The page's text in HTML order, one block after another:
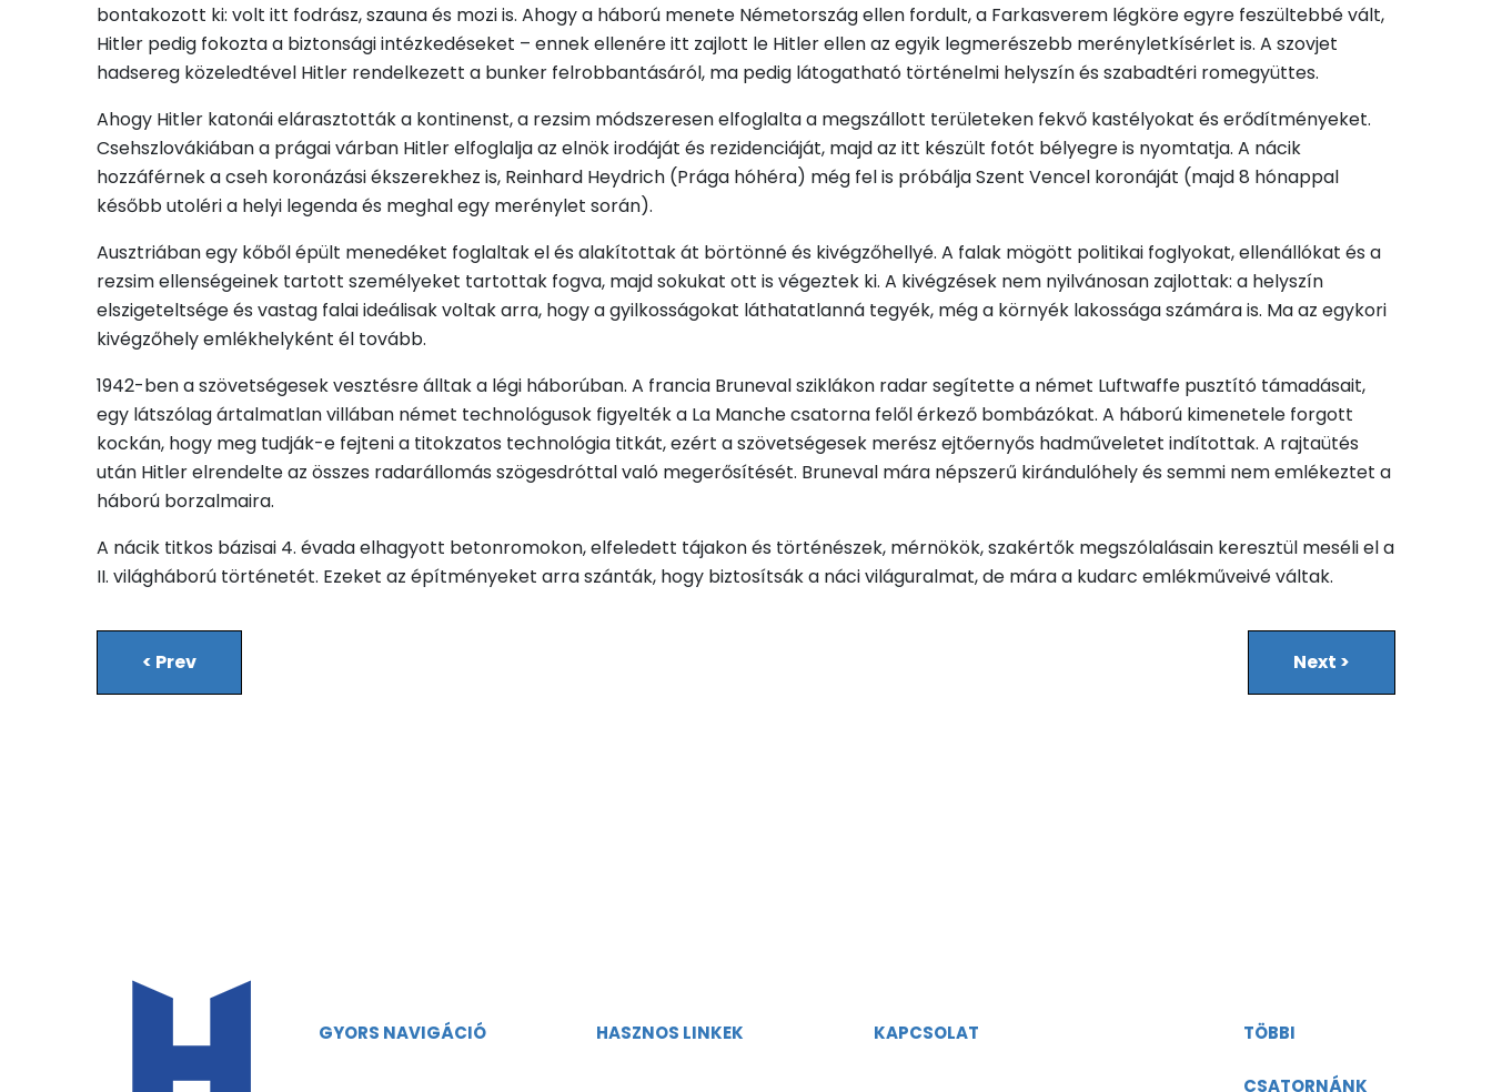
bontakozott ki: volt itt fodrász, szauna és mozi is. Ahogy a háború menete Németország ellen fordult, a Farkasverem légköre egyre feszültebbé vált,
Hitler pedig fokozta a biztonsági intézkedéseket – ennek ellenére itt zajlott le Hitler ellen az egyik legmerészebb merényletkísérlet is. A szovjet
hadsereg közeledtével Hitler rendelkezett a bunker felrobbantásáról, ma pedig látogatható történelmi helyszín és szabadtéri romegyüttes.
Ahogy Hitler katonái elárasztották a kontinenst, a rezsim módszeresen elfoglalta a megszállott területeken fekvő kastélyokat és erődítményeket.
Csehszlovákiában a prágai várban Hitler elfoglalja az elnök irodáját és rezidenciáját, majd az itt készült fotót bélyegre is nyomtatja. A nácik
hozzáférnek a cseh koronázási ékszerekhez is, Reinhard Heydrich (Prága hóhéra) még fel is próbálja Szent Vencel koronáját (majd 8 hónappal
később utoléri a helyi legenda és meghal egy merénylet során).
Ausztriában egy kőből épült menedéket foglaltak el és alakítottak át börtönné és kivégzőhellyé. A falak mögött politikai foglyokat, ellenállókat és a
rezsim ellenségeinek tartott személyeket tartottak fogva, majd sokukat ott is végeztek ki. A kivégzések nem nyilvánosan zajlottak: a helyszín
elszigeteltsége és vastag falai ideálisak voltak arra, hogy a gyilkosságokat láthatatlanná tegyék, még a környék lakossága számára is. Ma az egykori
kivégzőhely emlékhelyként él tovább.
1942-ben a szövetségesek vesztésre álltak a légi háborúban. A francia Bruneval sziklákon radar segítette a német Luftwaffe pusztító támadásait,
egy látszólag ártalmatlan villában német technológusok figyelték a La Manche csatorna felől érkező bombázókat. A háború kimenetele forgott
kockán, hogy meg tudják-e fejteni a titokzatos technológia titkát, ezért a szövetségesek merész ejtőernyős hadműveletet indítottak. A rajtaütés
után Hitler elrendelte az összes radarállomás szögesdróttal való megerősítését. Bruneval mára népszerű kirándulóhely és semmi nem emlékeztet a
háború borzalmaira.
A nácik titkos bázisai 4. évada elhagyott betonromokon, elfeledett tájakon és történészek, mérnökök, szakértők megszólalásain keresztül meséli el a
II. világháború történetét. Ezeket az építményeket arra szánták, hogy biztosítsák a náci világuralmat, de mára a kudarc emlékműveivé váltak.
< Prev Next >
GYORS NAVIGÁCIÓ HASZNOS LINKEK KAPCSOLAT TÖBBI
CSATORNÁNK